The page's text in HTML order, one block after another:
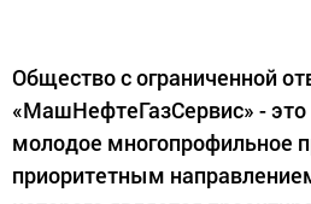
Общество с ограниченной
«МашНефтеГазСервис» -
молодое многопрофильное
приоритетным